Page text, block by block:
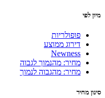
מיון לפי
פופולריות
דירוג ממוצע
Newness
מחיר: מהנמוך לגבוה
מחיר: מהגבוה לנמוך
סינון מחיר